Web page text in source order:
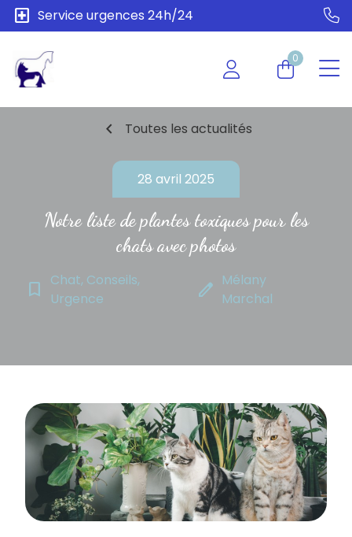
local_hospital Service urgences 24h/24
0
chevron_left Toutes les actualités
28 avril 2025
Notre liste de ​plantes toxiques pour les
chats avec photos
bookmark_border
Chat, Conseils,
Urgence
edit Mélany
Marchal